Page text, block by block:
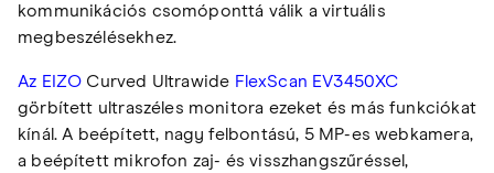
kommunikációs csomóponttá válik a virtuális
megbeszélésekhez.
Az EIZO Curved Ultrawide FlexScan EV3450XC
görbített ultraszéles monitora ezeket és más funkciókat
kínál. A beépített, nagy felbontású, 5 MP-es webkamera,
a beépített mikrofon zaj- és visszhangszűréssel,